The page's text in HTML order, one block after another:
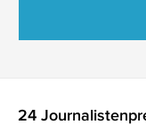
24